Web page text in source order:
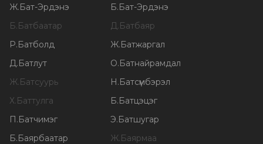
Ж.Бат-Эрдэнэ Б.Бат-Эрдэнэ
Б.Батбаатар Д.Батбаяр
Р.Батболд Ж.Батжаргал
Д.Батлут О.Батнайрамдал
Ж.Батсуурь Н.Батсүмбэрэл
Х.Баттулга Б.Батцэцэг
П.Батчимэг Э.Батшугар
Б.Баярбаатар Ж.Баярмаа